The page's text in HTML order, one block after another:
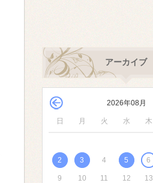
アーカイブ
2026年08月
日 月 火 水 木
2 3 4 5 6
9 10 11 12 13